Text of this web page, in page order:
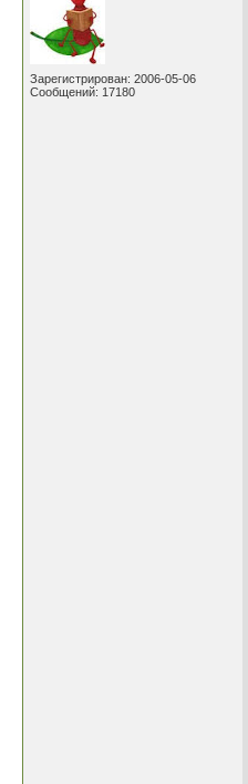
Зарегистрирован: 2006-05-06
Сообщений: 17180